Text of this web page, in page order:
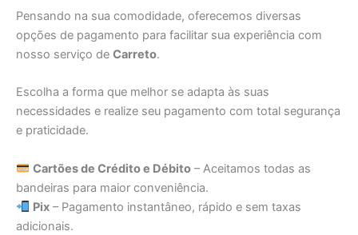
Pensando na sua comodidade, oferecemos diversas
opções de pagamento para facilitar sua experiência com
nosso serviço de Carreto.
Escolha a forma que melhor se adapta às suas
necessidades e realize seu pagamento com total segurança
e praticidade.
Cartões de Crédito e Débito– Aceitamos todas as
bandeiras para maior conveniência.
Pix– Pagamento instantâneo, rápido e sem taxas
adicionais.